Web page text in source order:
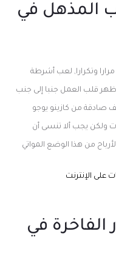
المذهل في
وتكرارا, لعب أشرطة
قلب العمل جنبا إلى جنب
صادقة من كازينو يوجو
ولكن يجب ألا تنسى أن
من هذا الوضع المواتي
على الإنترنت
في